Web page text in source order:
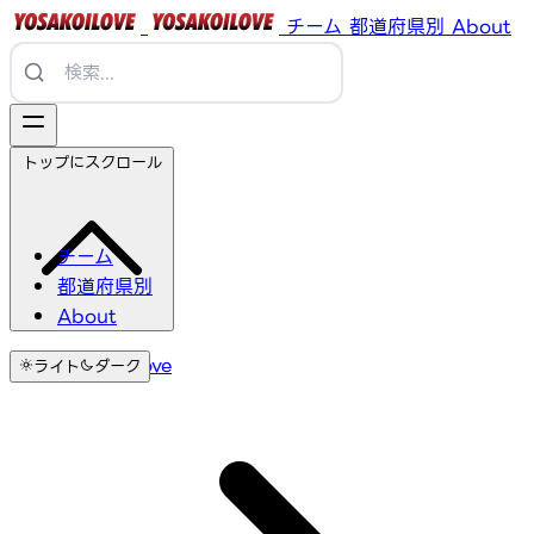
チーム 都道府県別 About
チーム
都道府県別
About
ライト ダーク
トップにスクロール
YosakoiLove